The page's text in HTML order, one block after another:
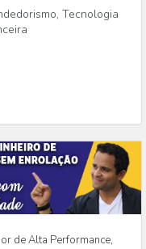
Tecnologia
de Alta Performance,